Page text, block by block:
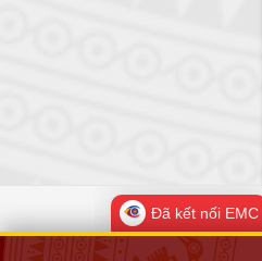
Đã kết nối EMC